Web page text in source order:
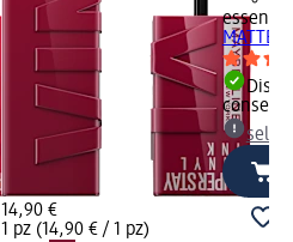
14,90 €
1 pz (14,90 € / 1 pz)
essence
MATTE